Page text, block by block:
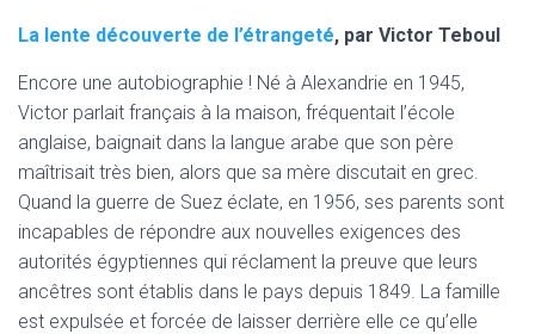
La lente découverte de l’étrangeté, par Victor Teboul
Encore une autobiographie ! Né à Alexandrie en 1945,
Victor parlait français à la maison, fréquentait l’école
anglaise, baignait dans la langue arabe que son père
maîtrisait très bien, alors que sa mère discutait en grec.
Quand la guerre de Suez éclate, en 1956, ses parents sont
incapables de répondre aux nouvelles exigences des
autorités égyptiennes qui réclament la preuve que leurs
ancêtres sont établis dans le pays depuis 1849. La famille
est expulsée et forcée de laisser derrière elle ce qu’elle